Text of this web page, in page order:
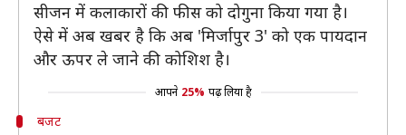
सीजन में कलाकारों की फीस को दोगुना किया गया है।
ऐसे में अब खबर है कि अब 'मिर्जापुर 3' को एक पायदान
और ऊपर ले जाने की कोशिश है।
आपने 25% पढ़ लिया है
बजट